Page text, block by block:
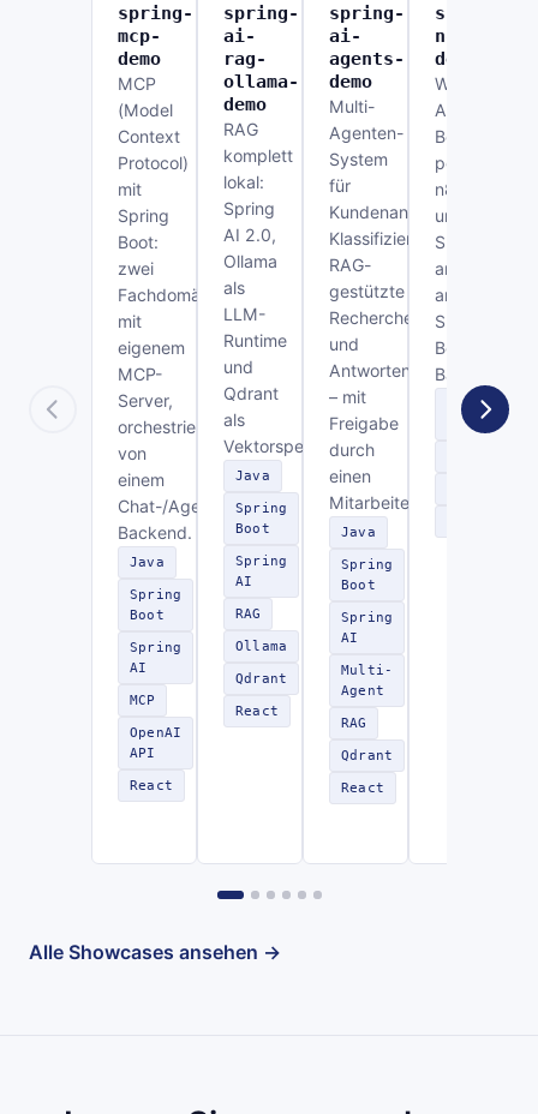
spring-
mcp-
demo
MCP
(Model
Context
Protocol)
mit
Spring
Boot:
zwei
Fachdomänen
mit
eigenem
MCP-
Server,
orchestriert
von
einem
Chat-/Agenten-
Backend.
Java
Spring
Boot
Spring
AI
MCP
OpenAI
API
React
spring-
ai-
rag-
ollama-
demo
RAG
komplett
lokal:
Spring
AI 2.0,
Ollama
als
LLM-
Runtime
und
Qdrant
als
Vektorspeicher.
Java
Spring
Boot
Spring
AI
RAG
Ollama
Qdrant
React
spring-
ai-
agents-
demo
Multi-
Agenten-
System
für
Kundenanfragen:
Klassifizierung,
RAG-
gestützte
Recherche
und
Antwortentwurf
– mit
Freigabe
durch
einen
Mitarbeiter.
Java
Spring
Boot
Spring
AI
Multi-
Agent
RAG
Qdrant
React
spring-
n8n-
demo
Workflow-
per
n8n
und
Slack,
angebunden
an ein
Spring-
Boot-
Backend.
Spring
Boot
Alle Showcases ansehen →